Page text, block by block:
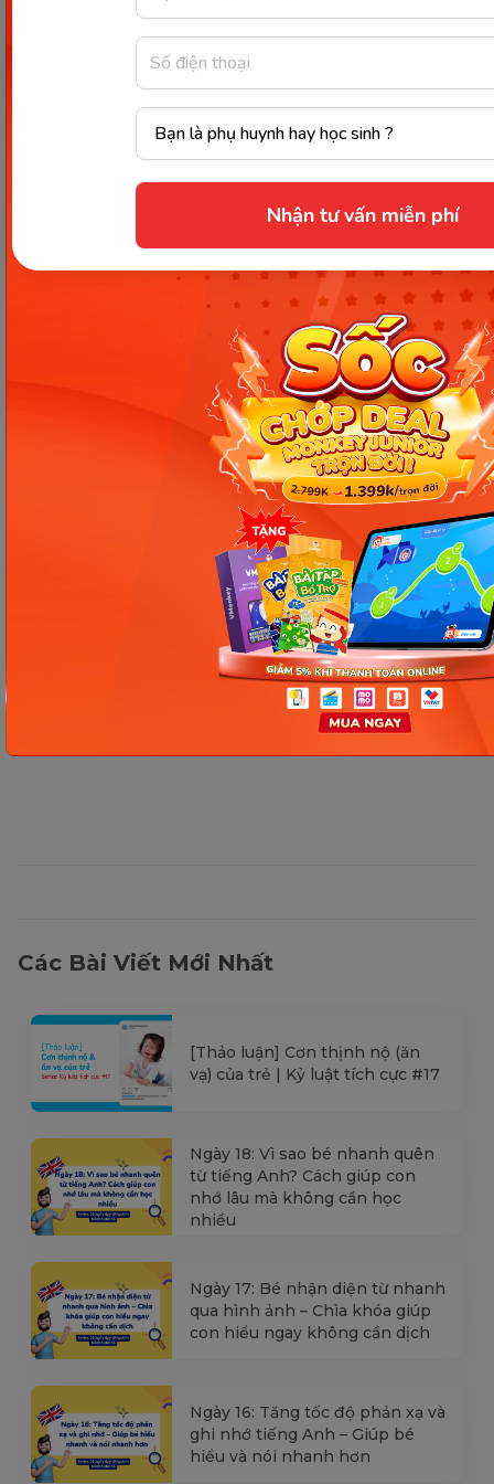
Nhận tư vấn miễn phí
những tháng thai kỳ. Mẹ bầu có thể thực hiện bài
tập này tại nhà khoảng 5 lần cho 1 buổi tập.
được tác động mạnh vào khu vực xương chậu và
lưng. Cat - Cow giúp mẹ bầu giảm các cơn đau
nhức vùng lưng và vùng hông.
Mong rằng những thông tin về
giúp mẹ đúc kết thêm những kinh nghiệm trong
quá trình giáo dục thai nhi. Đón xem nhiều bài viết
chất lượng về giáo dục tại Monkey nhé!
Thai giáo tuần 13 - Thời điểm “VÀNG” cho
mẹ và bé vui khỏe hạnh phúc
Chia sẻ ngay
Thông tin trong bài viết được tổng hợp nhằm
mục đích tham khảo và có thể thay đổi mà
không cần báo trước. Quý khách vui lòng
kiểm tra lại qua các kênh chính thức hoặc liên
hệ trực tiếp với đơn vị liên quan để nắm bắt
Các Bài Viết Mới Nhất
[Thảo luận] Cơn thịnh nộ (ăn
vạ) của trẻ | Kỷ luật tích cực #17
Ngày 18: Vì sao bé nhanh quên
từ tiếng Anh? Cách giúp con
nhớ lâu mà không cần học
nhiều
Ngày 17: Bé nhận diện từ nhanh
qua hình ảnh – Chìa khóa giúp
con hiểu ngay không cần dịch
Ngày 16: Tăng tốc độ phản xạ và
ghi nhớ tiếng Anh – Giúp bé
hiểu và nói nhanh hơn